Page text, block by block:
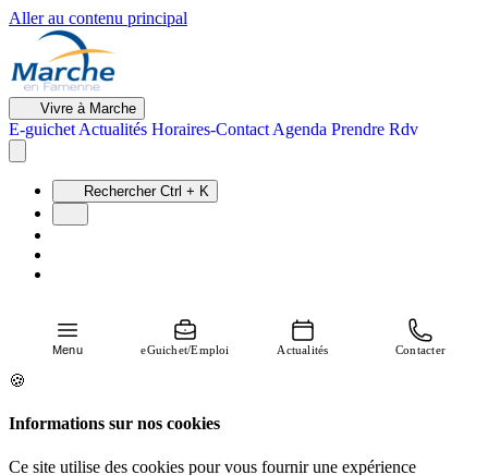
Aller au contenu principal
Vivre à Marche
E-guichet Actualités Horaires-Contact Agenda Prendre Rdv
Rechercher Ctrl + K
Menu eGuichet/Emploi Actualités Contacter
🍪
Informations sur nos cookies
Ce site utilise des cookies pour vous fournir une expérience